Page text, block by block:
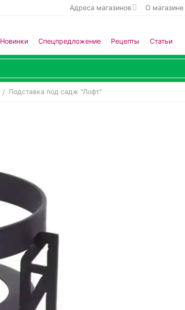
Адреса магазинов О магазине
Новинки Спецпредложение Рецепты Статьи
/ Подставка под садж "Лофт"